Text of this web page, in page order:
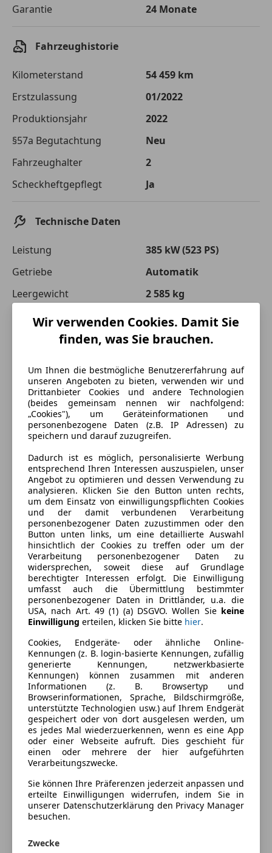
Monatliche Rate € 820,63
Die tatsächlichen Konditionen sind abhängig von Ihrer Bonität sowie
von der von Ihnen gewählten Bank. Rückzahlungszeitraum 1-10
Garantie
24 Monate
Fahrzeughistorie
Kilometerstand
54 459 km
Erstzulassung
01/2022
Produktionsjahr
2022
§57a Begutachtung
Neu
Fahrzeughalter
2
Scheckheftgepflegt
Ja
Technische Daten
Leistung
385 kW (523 PS)
Getriebe
Automatik
Leergewicht
2 585 kg
Energieverbrauch
Anderer Energieträger
Strom
CO₂-Emissionen
0 g/km (komb.)
Elektrische Reichweite
647 km
Komfort
360° Kamera
Armlehne
Beheizbares Lenkrad
Einparkhilfe
Einparkhilfe Rückfahrkamera
Einparkhilfe selbstlenkendes System
Einparkhilfe Sensoren hinten
Einparkhilfe Sensoren vorne
Elektrische Fensterheber
Elektrische Heckklappe
Elektrische Sitze
Mehr anzeigen
Farbe und Innenausstattung
Außenfarbe
Schwarz
Lackierung
Metallic
Innenausstattung
Innenausstattung Vollleder
Fahrzeugbeschreibung
Wir verwenden Cookies. Damit Sie
finden, was Sie brauchen.
Um Ihnen die bestmögliche Benutzererfahrung auf
unseren Angeboten zu bieten, verwenden wir und
Drittanbieter Cookies und andere Technologien
(beides gemeinsam nennen wir nachfolgend:
„Cookies"), um Geräteinformationen und
personenbezogene Daten (z.B. IP Adressen) zu
speichern und darauf zuzugreifen.
Dadurch ist es möglich, personalisierte Werbung
entsprechend Ihren Interessen auszuspielen, unser
Angebot zu optimieren und dessen Verwendung zu
analysieren. Klicken Sie den Button unten rechts,
um dem Einsatz von einwilligungspflichten Cookies
und der damit verbundenen Verarbeitung
personenbezogener Daten zuzustimmen oder den
Button unten links, um eine detaillierte Auswahl
hinsichtlich der Cookies zu treffen oder um der
Verarbeitung personenbezogener Daten zu
widersprechen, soweit diese auf Grundlage
berechtigter Interessen erfolgt. Die Einwilligung
umfasst auch die Übermittlung bestimmter
personenbezogener Daten in Drittländer, u.a. die
USA, nach Art. 49 (1) (a) DSGVO. Wollen Sie keine
Einwilligung erteilen, klicken Sie bitte hier.
Cookies, Endgeräte- oder ähnliche Online-
Kennungen (z. B. login-basierte Kennungen, zufällig
generierte Kennungen, netzwerkbasierte
Kennungen) können zusammen mit anderen
Informationen (z. B. Browsertyp und
Browserinformationen, Sprache, Bildschirmgröße,
unterstützte Technologien usw.) auf Ihrem Endgerät
gespeichert oder von dort ausgelesen werden, um
es jedes Mal wiederzuerkennen, wenn es eine App
oder einer Webseite aufruft. Dies geschieht für
einen oder mehrere der hier aufgeführten
Verarbeitungszwecke.
Sie können Ihre Präferenzen jederzeit anpassen und
erteilte Einwilligungen widerrufen, indem Sie in
unserer Datenschutzerklärung den Privacy Manager
besuchen.
Zwecke